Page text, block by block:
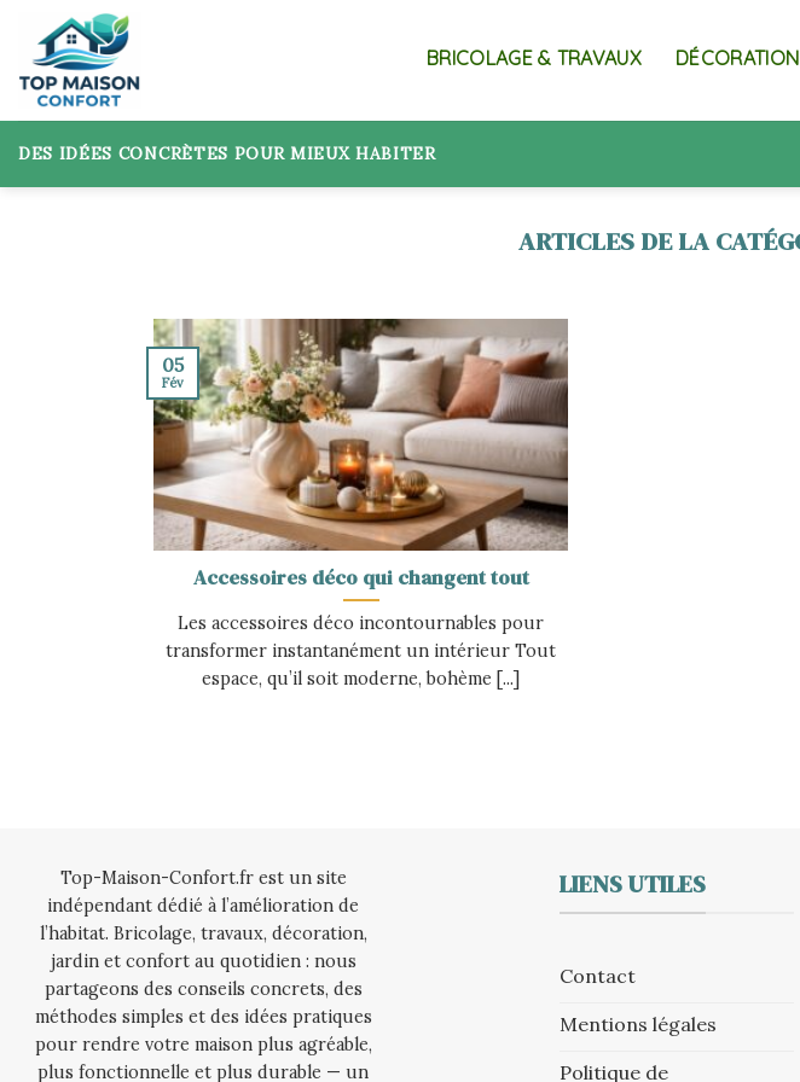
content
BRICOLAGE & TRAVAUX DÉCORATION
DES IDÉES CONCRÈTES POUR MIEUX HABITER
Accessoires déco qui changent tout
Les accessoires déco incontournables pour
transformer instantanément un intérieur Tout
espace, qu’il soit moderne, bohème [...]
05
Fév
Top-Maison-Confort.fr est un site
indépendant dédié à l’amélioration de
l’habitat. Bricolage, travaux, décoration,
jardin et confort au quotidien : nous
partageons des conseils concrets, des
méthodes simples et des idées pratiques
pour rendre votre maison plus agréable,
plus fonctionnelle et plus durable — un
LIENS UTILES
Contact
Mentions légales
Politique de